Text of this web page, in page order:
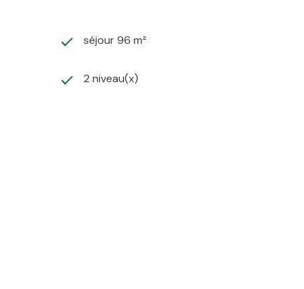
séjour 96 m²
2 niveau(x)